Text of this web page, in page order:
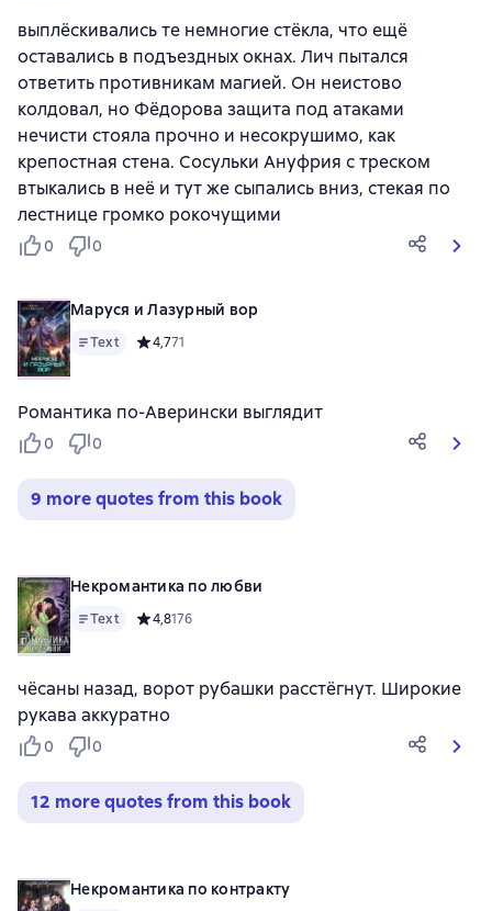
выплёскивались те немногие стёкла, что ещё
оставались в подъездных окнах. Лич пытался
ответить противникам магией. Он неистово
колдовал, но Фёдорова защита под атаками
нечисти стояла прочно и несокрушимо, как
крепостная стена. Сосульки Ануфрия с треском
втыкались в неё и тут же сыпались вниз, стекая по
лестнице громко рокочущими
0 0
Маруся и Лазурный вор
Text Средний рейтинг 4,7 на основе 71 оценок
4,771
Романтика по-Аверински выглядит
0 0
9 more quotes from this book
Некромантика по любви
Text Средний рейтинг 4,8 на основе 176 оценок
4,8176
чёсаны назад, ворот рубашки расстёгнут. Широкие
рукава аккуратно
0 0
12 more quotes from this book
Некромантика по контракту